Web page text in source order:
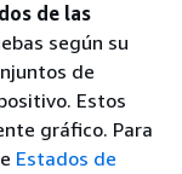
de las
según su
de
Estos
gráfico. Para
Estados de